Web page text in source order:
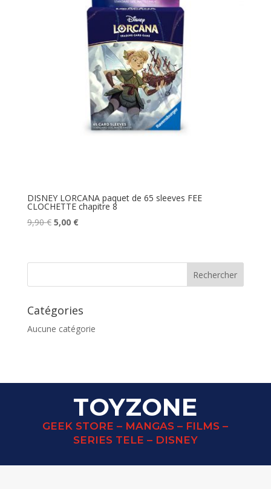
DISNEY LORCANA paquet de 65 sleeves FEE
CLOCHETTE chapitre 8
9,90€ Le
était :
5,00 €Le
est :
Catégories
Aucune catégorie
TOYZONE
GEEK STORE – MANGAS – FILMS –
SERIES TELE – DISNEY